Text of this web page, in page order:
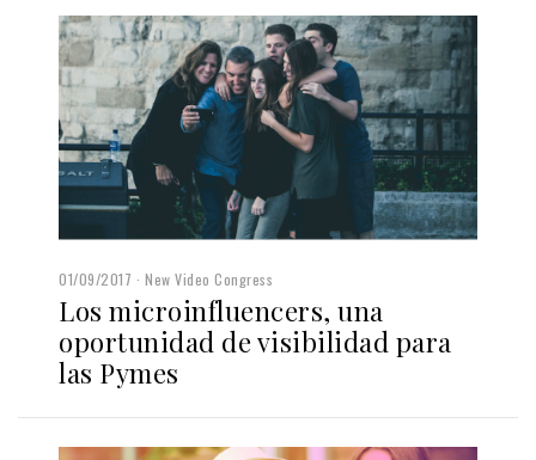
01/09/2017 New Video Congress
Los microinfluencers, una
oportunidad de visibilidad para
las Pymes